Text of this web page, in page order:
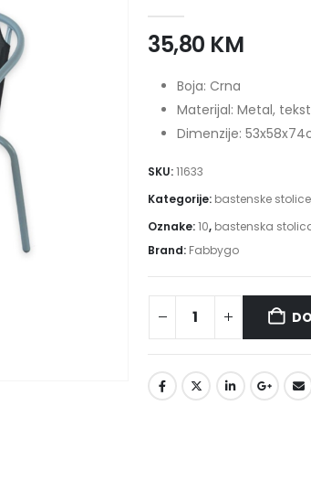
35,80 KM
Boja: Crna
Materijal: Metal,
Dimenzije:
SKU:11633
Kategorije: bastenske stolice
Oznake:10, bastenska
Brand: Fabbygo